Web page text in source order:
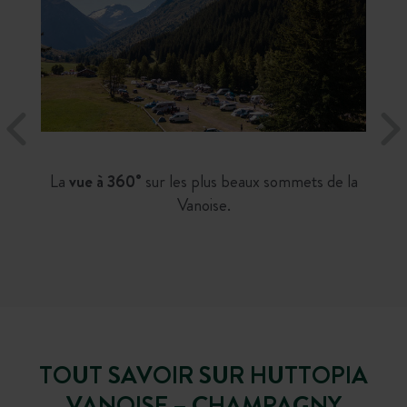
Lavue à 360° sur les plus beaux sommets de la
Vanoise.
TOUT SAVOIR SUR HUTTOPIA